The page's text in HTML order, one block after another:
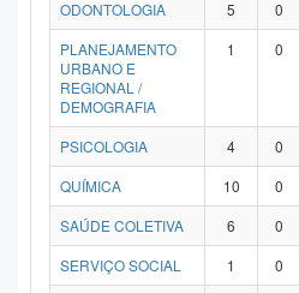
ODONTOLOGIA
5 0
PLANEJAMENTO
URBANO E
REGIONAL /
DEMOGRAFIA
1 0
PSICOLOGIA 4 0
QUÍMICA
10 0
SAÚDE COLETIVA
6 0
SERVIÇO SOCIAL
1 0